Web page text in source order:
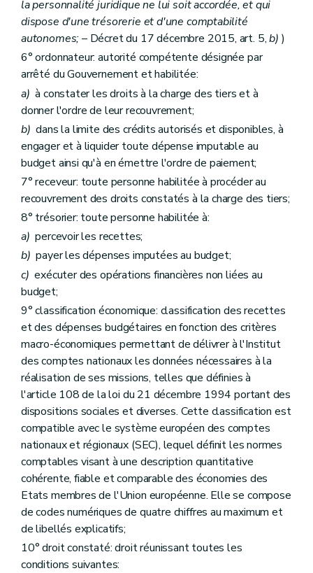
Art. 43
Art. 44
Art. 44
Art. 45
Art.45/1
Art.45/2
Art.45/3
TitreV
Dispositions relatives à la surveillance et au contrôle
Chapitre I
Le contrôle et l'audit internes
Art. 46
Art. 47
Chapitre II Le contrôle administratif et budgétaire
Art. 48
Art. 49
Chapitre III Le contrôle externe et la certification du compte général
Art. 50
Art. 51
Art. 52
ChapitreIV
Le contrôle externe du système comptable et l'approche intégrée d'audit
Art.
52/1
Art.52/2
Titre
Art. 53
Art. 54
Art. 55
Art. 56
TitreVII
Dispositions relatives à l'octroi des subventions et des prix
Chapitre I
Dispositions relatives à l'octroi, à l'emploi et au contrôle des subventions
Art. 57
Art. 58
Art. 59
Art. 60
Art. 61
Art. 62
Chapitre II Dispositions relatives à l'octroi de prix
Art. 63
Art. 64
Art. 65
TitreVIII
Dispositions relatives aux biens désaffectés
Art. 66
Art. 67
TitreIX
Dispositions applicables aux services administratifs à comptabilité autonome
la personnalité juridique ne lui soit accordée, et qui
dispose d'une trésorerie et d'une comptabilité
autonomes;– Décret du 17 décembre 2015, art. 5,b) )
6° ordonnateur: autorité compétente désignée par
arrêté du Gouvernement et habilitée:
a) à constater les droits à la charge des tiers et à
donner l'ordre de leur recouvrement;
b) dans la limite des crédits autorisés et disponibles, à
engager et à liquider toute dépense imputable au
budget ainsi qu'à en émettre l'ordre de paiement;
7° receveur: toute personne habilitée à procéder au
recouvrement des droits constatés à la charge des tiers;
8° trésorier: toute personne habilitée à:
a) percevoir les recettes;
b) payer les dépenses imputées au budget;
c) exécuter des opérations financières non liées au
budget;
9° classification économique: classification des recettes
et des dépenses budgétaires en fonction des critères
macro-économiques permettant de délivrer à l'Institut
des comptes nationaux les données nécessaires à la
réalisation de ses missions, telles que définies à
l'article 108 de la loi du 21 décembre 1994 portant des
dispositions sociales et diverses. Cette classification est
compatible avec le système européen des comptes
nationaux et régionaux (SEC), lequel définit les normes
comptables visant à une description quantitative
cohérente, fiable et comparable des économies des
Etats membres de l'Union européenne. Elle se compose
de codes numériques de quatre chiffres au maximum et
de libellés explicatifs;
10° droit constaté: droit réunissant toutes les
conditions suivantes: